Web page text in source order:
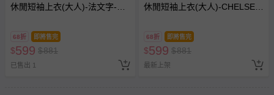
休閒短袖上衣(大人)-法文字-水
68折 即將售完
$599 $881
已售出 1
休閒短袖上衣(大人)-CHELSEA-
68折 即將售完
$599 $881
最新上架